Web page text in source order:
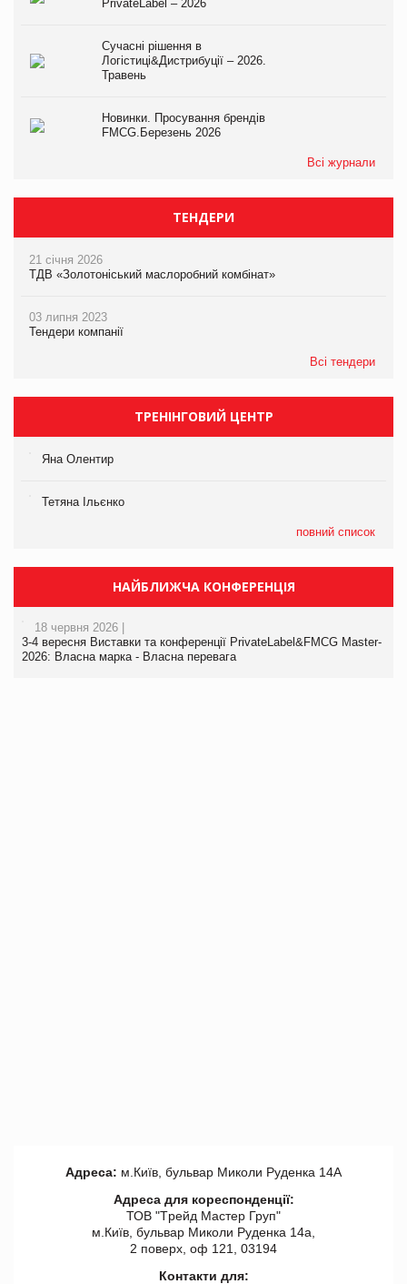
PrivateLabel – 2026
Сучасні рішення в
Логістиці&Дистрибуції – 2026.
Травень
Новинки. Просування брендів
FMCG.Березень 2026
Всі журнали
ТЕНДЕРИ
21 січня 2026
ТДВ «Золотоніський маслоробний комбінат»
03 липня 2023
Тендери компанії
Всі тендери
ТРЕНІНГОВИЙ ЦЕНТР
Яна Олентир
Тетяна Ільєнко
повний список
НАЙБЛИЖЧА КОНФЕРЕНЦІЯ
18 червня 2026 |
3-4 вересня Виставки та конференції PrivateLabel&FMCG Master-
2026: Власна марка - Власна перевага
Адреса: м.Київ, бульвар Миколи Руденка 14А
Адреса для кореспонденції:
ТОВ "Tрейд Мастер Груп"
м.Київ, бульвар Миколи Руденка 14а,
2 поверх, оф 121, 03194
Контакти для: